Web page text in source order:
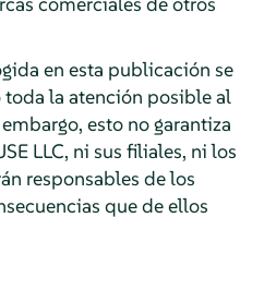
en esta publicación se
la atención posible al
esto no garantiza
LLC, ni sus filiales, ni los
responsables de los
que de ellos